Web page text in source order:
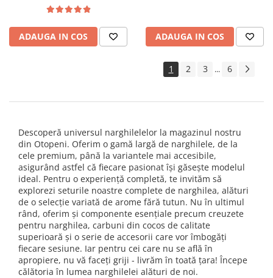
ADAUGA IN COS ADAUGA IN COS
1 2 3 ... 6
Descoperă universul narghilelelor la magazinul nostru
din Otopeni. Oferim o gamă largă de narghilele, de la
cele premium, până la variantele mai accesibile,
asigurând astfel că fiecare pasionat își găsește modelul
ideal. Pentru o experiență completă, te invităm să
explorezi seturile noastre complete de narghilea, alături
de o selecție variată de arome fără tutun. Nu în ultimul
rând, oferim și componente esențiale precum creuzete
pentru narghilea, carbuni din cocos de calitate
superioară și o serie de accesorii care vor îmbogăți
fiecare sesiune. Iar pentru cei care nu se află în
apropiere, nu vă faceți griji - livrăm în toată țara! Începe
călătoria în lumea narghilelei alături de noi.